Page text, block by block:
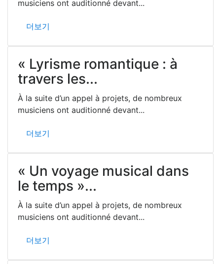
musiciens ont auditionné devant...
더보기
« Lyrisme romantique : à
travers les...
À la suite d’un appel à projets, de nombreux
musiciens ont auditionné devant...
더보기
« Un voyage musical dans
le temps »...
À la suite d’un appel à projets, de nombreux
musiciens ont auditionné devant...
더보기